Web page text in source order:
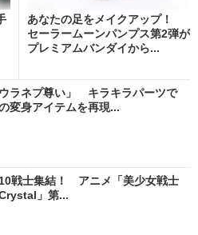
あなたの足をメイクアップ！
セーラームーンパンプス第2弾が
プレミアムバンダイから...
ウラネプ尊い」 キラキラパーツで
変身アイテムを再現...
戦士集結！ アニメ「美少女戦士
」第...